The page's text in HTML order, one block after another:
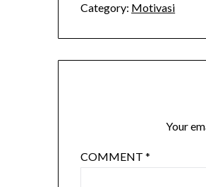
Category: Motivasi
Your
COMMENT*